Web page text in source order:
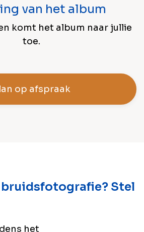
van het album
komt het album naar jullie
toe.
op afspraak
bruidsfotografie? Stel
het